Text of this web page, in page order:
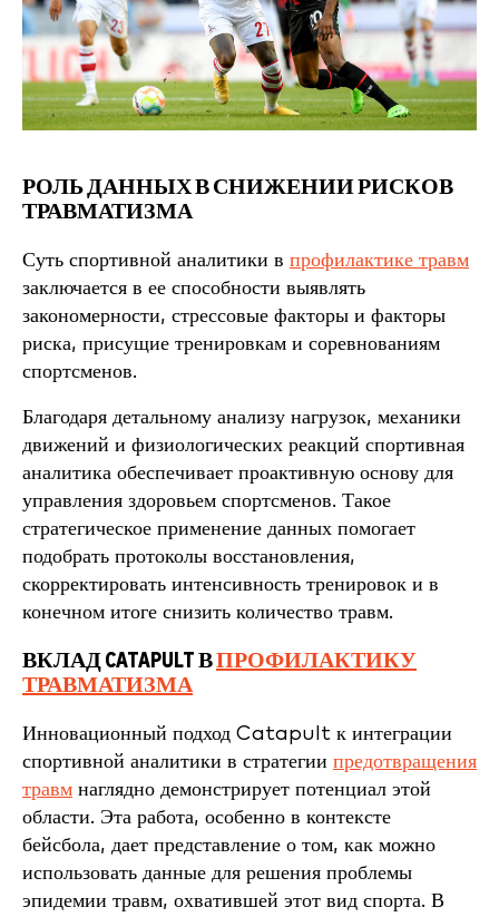
РОЛЬ ДАННЫХ В СНИЖЕНИИ РИСКОВ
ТРАВМАТИЗМА
Суть спортивной аналитики в профилактике травм
заключается в ее способности выявлять
закономерности, стрессовые факторы и факторы
риска, присущие тренировкам и соревнованиям
спортсменов.
Благодаря детальному анализу нагрузок, механики
движений и физиологических реакций спортивная
аналитика обеспечивает проактивную основу для
управления здоровьем спортсменов. Такое
стратегическое применение данных помогает
подобрать протоколы восстановления,
скорректировать интенсивность тренировок и в
конечном итоге снизить количество травм.
ВКЛАД CATAPULT ВПРОФИЛАКТИКУ
ТРАВМАТИЗМА
Инновационный подход Catapult к интеграции
спортивной аналитики в стратегии предотвращения
травм наглядно демонстрирует потенциал этой
области. Эта работа, особенно в контексте
бейсбола, дает представление о том, как можно
использовать данные для решения проблемы
эпидемии травм, охватившей этот вид спорта. В